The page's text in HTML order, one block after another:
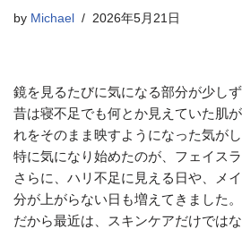
ッby Michael 2026年5月21日
鏡を見るたびに気になる部分が少し
昔は寝不足でも何とか見えていた肌
れをそのまま映すようになった気がし
特に気になり始めたのが、フェイス
さらに、ハリ不足に見える日や、メ
分が上がらない日も増えてきました。
だから最近は、スキンケアだけでは